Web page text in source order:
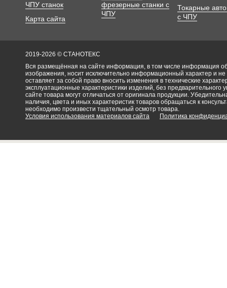
ЧПУ станок
Карта сайта
фрезерные станки с
ЧПУ
Токарные
с ЧПУ
2019-2026 © СТАНОТЕКС
Вся размещённая на сайте информация, в том числе информация об
изображения, носит исключительно информационный характер и
оставляет за собой право вносить изменения в технические
эксплуатационные характеристики изделий, без
сайте товара могут отличаться от оригинала продукции.
наличия, цвета и иных характеристик товаров обращаться к
необходимо произвести тщательный осмотр товара.
Условия использования материалов сайта
Политика